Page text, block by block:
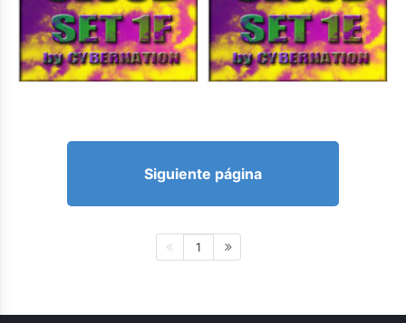
Siguiente página
1